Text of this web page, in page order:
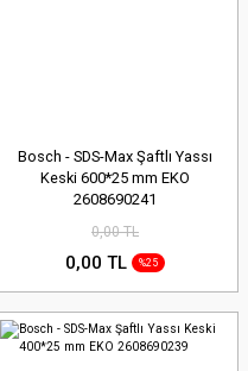
Bosch - SDS-Max Şaftlı Yassı
Keski 600*25 mm EKO
2608690241
0,00 TL
0,00 TL %25